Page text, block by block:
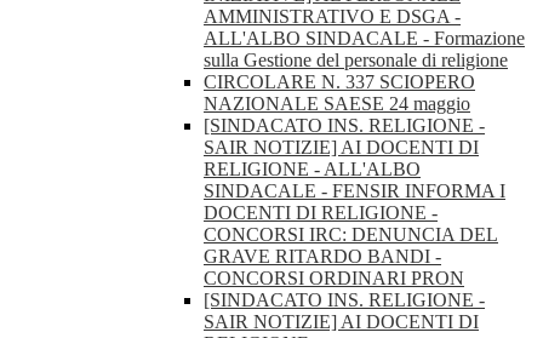
AMMINISTRATIVO E DSGA -
ALL'ALBO SINDACALE - Formazione
sulla Gestione del personale di religione
CIRCOLARE N. 337 SCIOPERO
NAZIONALE SAESE 24 maggio
[SINDACATO INS. RELIGIONE -
SAIR NOTIZIE] AI DOCENTI DI
RELIGIONE - ALL'ALBO
SINDACALE - FENSIR INFORMA I
DOCENTI DI RELIGIONE -
CONCORSI IRC: DENUNCIA DEL
GRAVE RITARDO BANDI -
CONCORSI ORDINARI PRON
[SINDACATO INS. RELIGIONE -
SAIR NOTIZIE] AI DOCENTI DI